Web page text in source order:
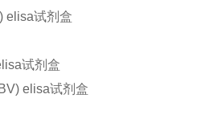
elisa试剂盒
试剂盒
elisa试剂盒